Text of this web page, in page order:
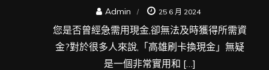
Admin 25 6 月 2024
您是否曾經急需用現金,卻無法及時獲得所需資
金?對於很多人來說,「高雄刷卡換現金」無疑
是一個非常實用和 […]